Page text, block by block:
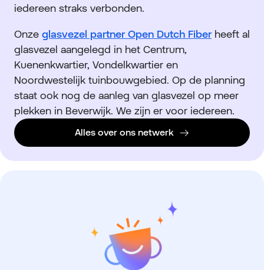
iedereen straks verbonden.
Onze glasvezel partner Open Dutch Fiberheeft al
glasvezel aangelegd in het Centrum,
Kuenenkwartier, Vondelkwartier en
Noordwestelijk tuinbouwgebied. Op de planning
staat ook nog de aanleg van glasvezel op meer
plekken in Beverwijk. We zijn er voor iedereen.
Alles over ons netwerk